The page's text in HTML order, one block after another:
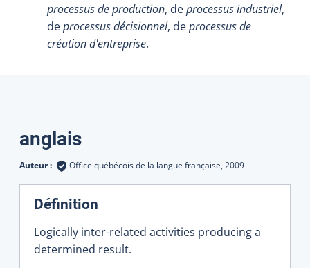
processus de production, deprocessus industriel,
deprocessus décisionnel, deprocessus de
création d'entreprise.
Traductions
anglais
Auteur : Office québécois de la langue française, 2009
Définition
Logically inter-related activities producing a
determined result.